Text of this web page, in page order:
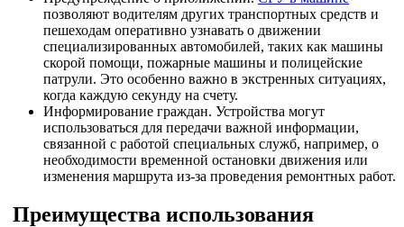
позволяют водителям других транспортных средств и
пешеходам оперативно узнавать о движении
специализированных автомобилей, таких как машины
скорой помощи, пожарные машины и полицейские
патрули. Это особенно важно в экстренных ситуациях,
когда каждую секунду на счету.
Информирование граждан. Устройства могут
использоваться для передачи важной информации,
связанной с работой специальных служб, например, о
необходимости временной остановки движения или
изменения маршрута из-за проведения ремонтных работ.
Преимущества использования